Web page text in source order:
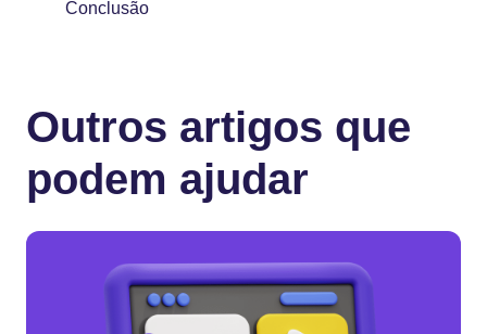
Conclusão
Outros artigos que
podem ajudar